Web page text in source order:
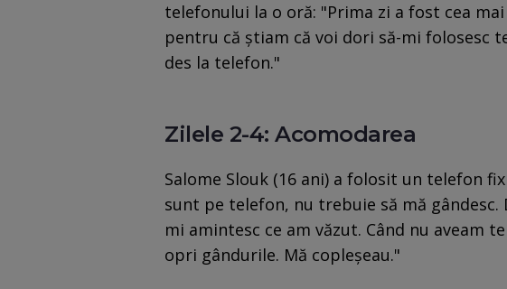
telefonului la o oră: "Prima zi a fost cea
pentru că știam că voi dori să-mi folosesc
des la telefon."
Zilele 2-4: Acomodarea
Salome Slouk (16 ani) a folosit un telefon
sunt pe telefon, nu trebuie să mă gândesc.
mi amintesc ce am văzut. Când nu aveam
opri gândurile. Mă copleșeau."